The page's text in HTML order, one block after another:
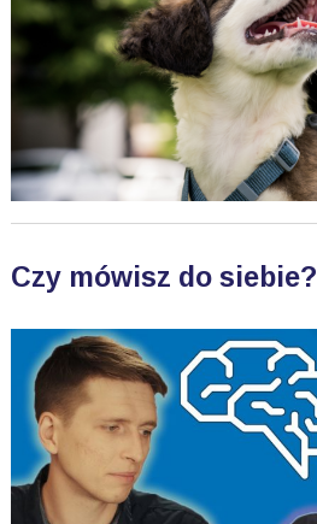
Czy mówisz do siebie?